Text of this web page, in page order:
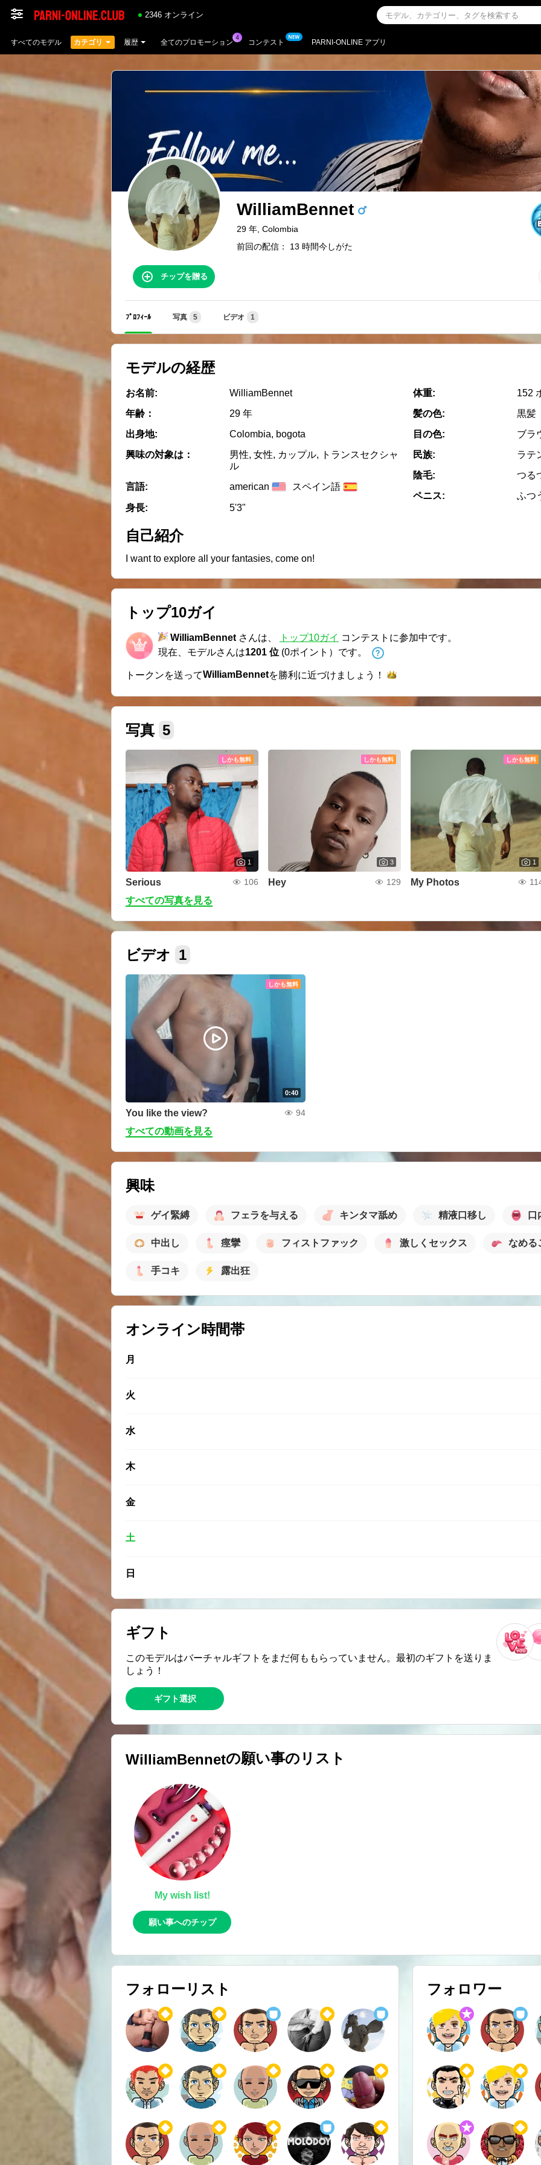
2346 オンライン
すべてのモデル カテゴリ 履歴 全てのプロモーション コンテスト PARNI-ONLINE アプリ
WilliamBennet
29 年, Colombia
前回の配信： 13 時間今しがた
チップを贈る
ﾌﾟﾛﾌｨｰﾙ 写真 5 ビデオ 1
モデルの経歴
お名前:
WilliamBennet
年齢：
29 年
出身地:
Colombia, bogota
興味の対象は：
男性, 女性, カップル, トランスセクシャ
ル
言語:
american スペイン語
身長: 5'3"
体重:
152
髪の色:
黒髪
目の色:
ブラ
民族:
ラテ
陰毛:
つる
ペニス:
ふつ
自己紹介
I want to explore all your fantasies, come on!
トップ10ガイ
WilliamBennet さんは、 トップ10ガイ コンテストに参加中です。
現在、モデルさんは1201 位 (0ポイント）です。
トークンを送ってWilliamBennetを勝利に近づけま しょう！
写真 5
しかも無料
1
Serious 106
しかも無料
3
Hey 129
しかも無料
1
My Photos
すべての写真を見る
ビデオ 1
しかも無料
0:40
You like the view? 94
すべての動画を見る
興味
ゲイ緊縛 フェラを与える キンタマ舐め 精液口移し 口
中出し 痙攣 フィストファック 激しくセックス なめる
手コキ 露出狂
オンライン時間帯
月
火
水
木
金
土
日
ギフト
このモデルはバーチャルギフトをまだ何ももらっていません。最初のギフトを送りま
しょう！
ギフト選択
WilliamBennetの願い事のリスト
My wish list!
願い事へのチップ
フォローリスト フォロワー